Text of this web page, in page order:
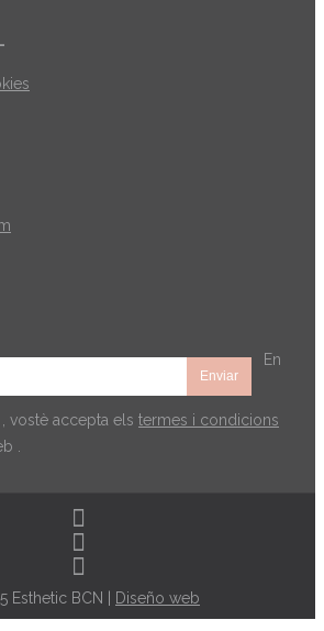
En
vostè accepta els termes i condicions
.
Esthetic BCN | Diseño web